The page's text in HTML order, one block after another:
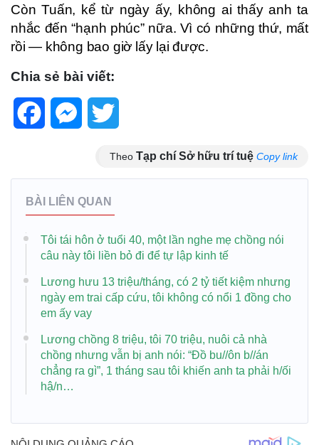
Còn Tuấn, kể từ ngày ấy, không ai thấy anh ta
nhắc đến “hạnh phúc” nữa. Vì có những thứ, mất
rồi — không bao giờ lấy lại được.
Chia sẻ bài viết:
FacebookMessenger
Theo Tạp chí Sở hữu trí tuệ Copy link
BÀI LIÊN QUAN
Tôi tái hôn ở tuổi 40, một lần nghe mẹ chồng nói
câu này tôi liền bỏ đi để tự lập kinh tế
Lương hưu 13 triệu/tháng, có 2 tỷ tiết kiệm nhưng
ngày em trai cấp cứu, tôi không có nổi 1 đồng cho
em ấy vay
Lương chồng 8 triệu, tôi 70 triệu, nuôi cả nhà
chồng nhưng vẫn bị anh nói: “Đồ bu//ôn b//án
chẳng ra gì”, 1 tháng sau tôi khiến anh ta phải h/ối
hậ/n…